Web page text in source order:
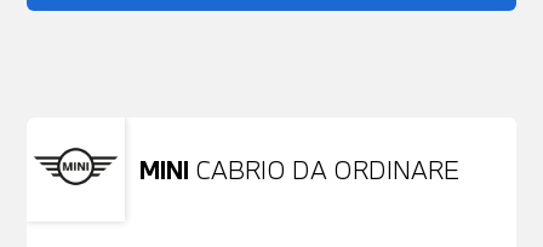
Non stai trovando ciò che cerchi?
MINI CABRIO DA ORDINARE